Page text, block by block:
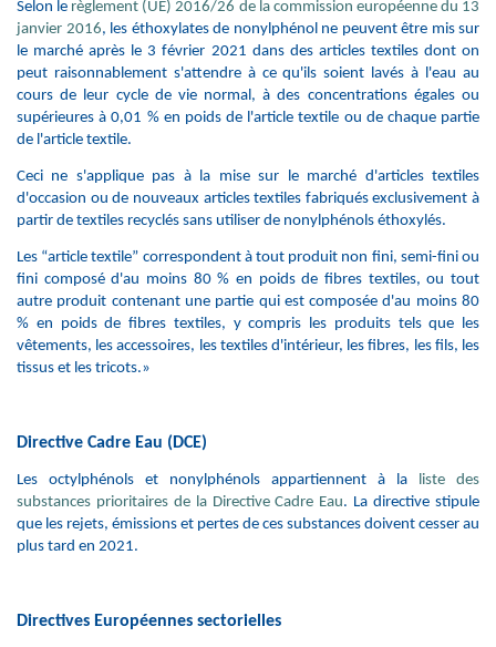
Selon le règlement (UE) 2016/26 de la commission européenne du 13
janvier 2016, les éthoxylates de nonylphénol ne peuvent être mis sur
le marché après le 3 février 2021 dans des articles textiles dont on
peut raisonnablement s'attendre à ce qu'ils soient lavés à l'eau au
cours de leur cycle de vie normal, à des concentrations égales ou
supérieures à 0,01 % en poids de l'article textile ou de chaque partie
de l'article textile.
Ceci ne s'applique pas à la mise sur le marché d'articles textiles
d'occasion ou de nouveaux articles textiles fabriqués exclusivement à
partir de textiles recyclés sans utiliser de nonylphénols éthoxylés.
Les “article textile” correspondent à tout produit non fini, semi-fini ou
fini composé d'au moins 80 % en poids de fibres textiles, ou tout
autre produit contenant une partie qui est composée d'au moins 80
% en poids de fibres textiles, y compris les produits tels que les
vêtements, les accessoires, les textiles d'intérieur, les fibres, les fils, les
tissus et les tricots.»
Directive Cadre Eau (DCE)
Les octylphénols et nonylphénols appartiennent à la liste des
substances prioritaires de la Directive Cadre Eau. La directive stipule
que les rejets, émissions et pertes de ces substances doivent cesser au
plus tard en 2021.
Directives Européennes sectorielles